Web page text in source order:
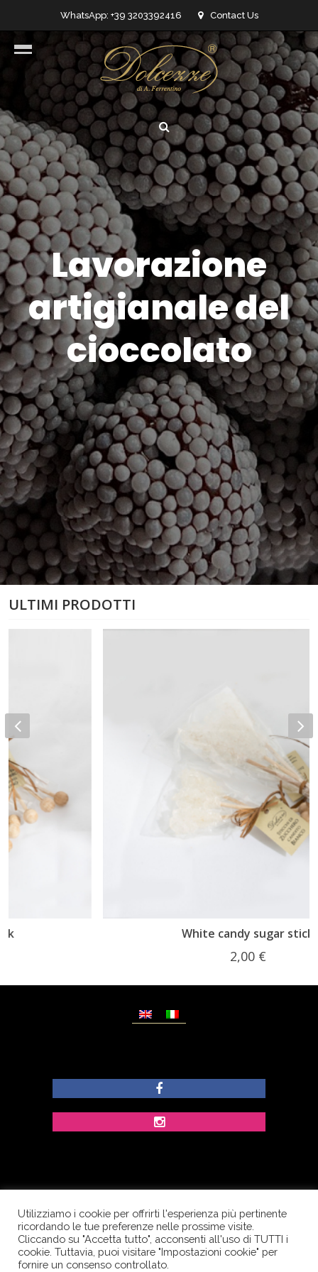
WhatsApp: +39 3203392416 Contact Us
info@dolcezzedicioccolato.it
Lavorazione
artigianale del
cioccolato
ULTIMI PRODOTTI
White candy sugar stick
© Copyright Dolcezze di Ferrentino A. - P.IVA
IT02609400656 - Tutti i diritti riservati.
Corso Palatucci, 65 - 84013 Cava de’ Tirreni (SA) -
Utilizziamo i cookie per offrirti l'esperienza più pertinente
ricordando le tue preferenze nelle prossime visite.
Cliccando su "Accetta tutto", acconsenti all'uso di TUTTI i
cookie. Tuttavia, puoi visitare "Impostazioni cookie" per
fornire un consenso controllato.